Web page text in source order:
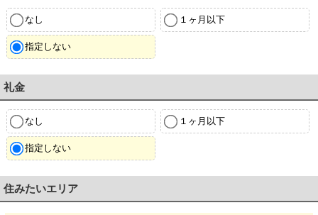
なし １ヶ月以下
指定しない
礼金
なし １ヶ月以下
指定しない
住みたいエリア